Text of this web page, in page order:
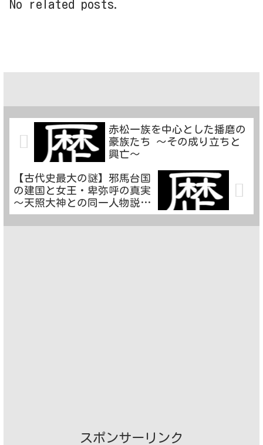
No related posts.
赤松一族を中心とした播磨の
豪族たち 〜その成り立ちと
興亡〜
【古代史最大の謎】邪馬台国
の建国と女王・卑弥呼の真実
～天照大神との同一人物説と
高天原の場所～
スポンサーリンク